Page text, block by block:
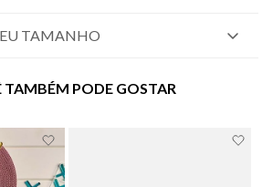
TAMANHO
TAMBÉM PODE GOSTAR